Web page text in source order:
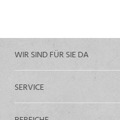
WIR SIND FÜR SIE DA
SERVICE